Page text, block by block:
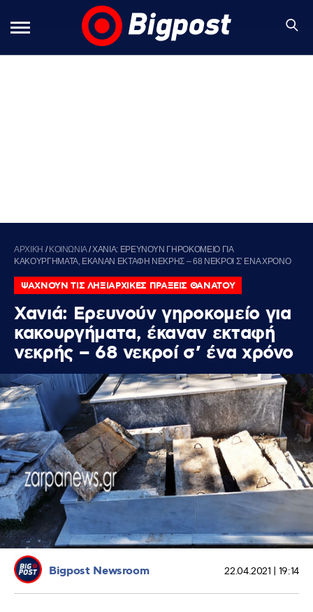
ΑΡΧΙΚΗ / ΚΟΙΝΩΝΙΑ/ΧΑΝΙΑ: ΕΡΕΥΝΟΥΝ ΓΗΡΟΚΟΜΕΙΟ ΓΙΑ
ΚΑΚΟΥΡΓΗΜΑΤΑ, ΕΚΑΝΑΝ ΕΚΤΑΦΗ ΝΕΚΡΗΣ – 68 ΝΕΚΡΟΙ Σ’ ΕΝΑ ΧΡΟΝΟ
ΨΑΧΝΟΥΝ ΤΙΣ ΛΗΞΙΑΡΧΙΚΕΣ ΠΡΑΞΕΙΣ ΘΑΝΑΤΟΥ
Χανιά: Ερευνούν γηροκομείο για
κακουργήματα, έκαναν εκταφή
νεκρής – 68 νεκροί σ’ ένα χρόνο
Bigpost Newsroom 22.04.2021 | 19:14